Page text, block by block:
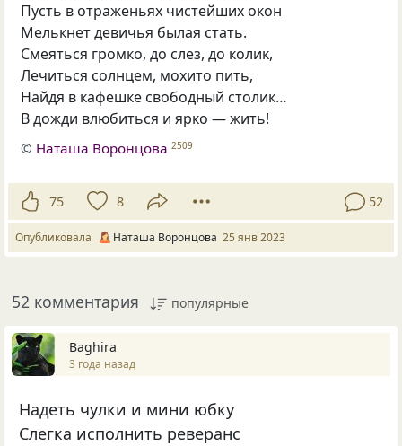
Пусть в отраженьях чистейших окон
Мелькнет девичья былая стать.
Смеяться громко, до слез, до колик,
Лечиться солнцем, мохито пить,
Найдя в кафешке свободный столик…
В дожди влюбиться и ярко — жить!
© Наташа Воронцова 2509
75 8 52
Опубликовала Наташа Воронцова 25 янв 2023
52 комментария популярные
Baghira
3 года назад
Надеть чулки и мини юбку
Слегка исполнить реверанс